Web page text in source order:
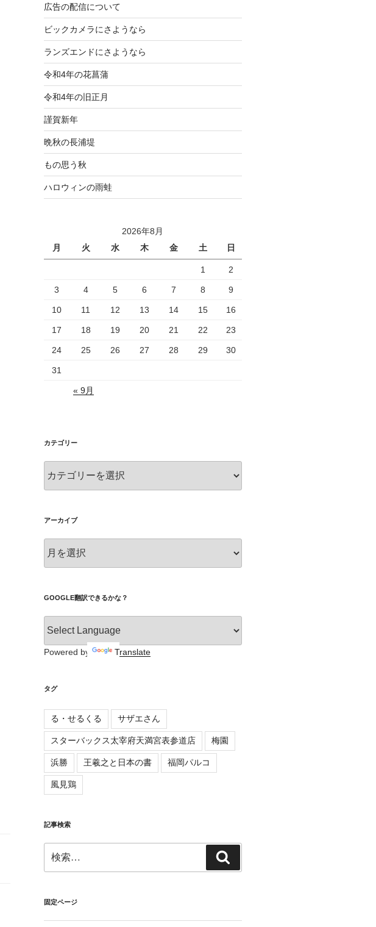
広告の配信について
ビックカメラにさようなら
ランズエンドにさようなら
令和4年の花菖蒲
令和4年の旧正月
謹賀新年
晩秋の長浦堤
もの思う秋
ハロウィンの雨蛙
2026年8月
月
火 水 木 金 土 日
1 2
3 4 5 6 7 8 9
10 11 12 13 14 15 16
17 18 19 20 21 22 23
24 25 26 27 28 29 30
31
« 9月
カテゴリー
テ
ー
アーカイブ
ー
ブ
GOOGLE翻訳できるかな？
Powered by Translate
タグ
る・せるくる サザエさん
スターバックス太宰府天満宮表参道店 梅園
浜勝 王羲之と日本の書 福岡パルコ
風見鶏
記事検索
索:
索
固定ページ